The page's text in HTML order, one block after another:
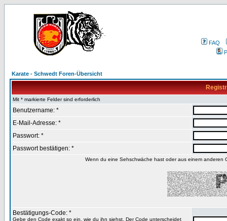
FAQ
Karate - Schwedt Foren-Übersicht
Mit * markierte Felder sind erforderlich
Benutzername: *
E-Mail-Adresse: *
Passwort: *
Passwort bestätigen: *
Wenn du eine Sehschwäche hast oder aus einem
Bestätigungs-Code: *
Gebe den Code exakt so ein, wie du ihn siehst. Der Code unterscheidet